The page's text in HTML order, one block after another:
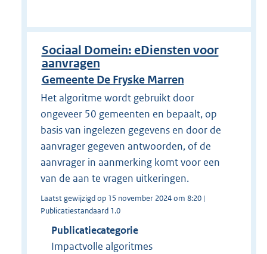
Sociaal Domein: eDiensten voor
aanvragen
Gemeente De Fryske Marren
Het algoritme wordt gebruikt door
ongeveer 50 gemeenten en bepaalt, op
basis van ingelezen gegevens en door de
aanvrager gegeven antwoorden, of de
aanvrager in aanmerking komt voor een
van de aan te vragen uitkeringen.
Laatst gewijzigd op 15 november 2024 om 8:20 |
Publicatiestandaard 1.0
Publicatiecategorie
Impactvolle algoritmes